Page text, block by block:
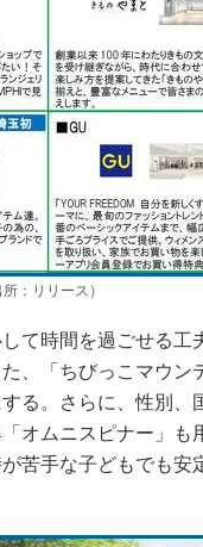
：リリース）
て時間を過ごせる工
、「ちびっこマウ
る。さらに、性別
オムニスピナー」
苦手な子どもでも